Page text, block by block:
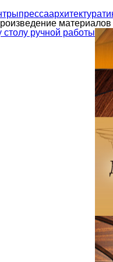
прессаархитектура